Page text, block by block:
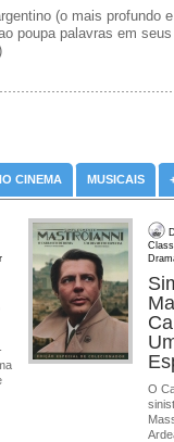
(o mais profundo
poupa palavras em
CINEMA MUSICAIS
O